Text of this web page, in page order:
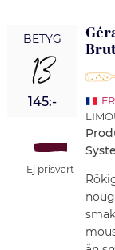
BETYG
13
145:-
Ej prisvärt